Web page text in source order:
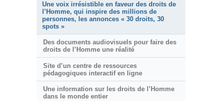
Une voix irrésistible en faveur des droits de
l’Homme, qui inspire des millions de
personnes, les annonces « 30 droits, 30
spots »
Des documents audiovisuels pour faire des
droits de l’Homme une réalité
Site d’un centre de ressources
pédagogiques interactif en ligne
Une information sur les droits de l’Homme
dans le monde entier